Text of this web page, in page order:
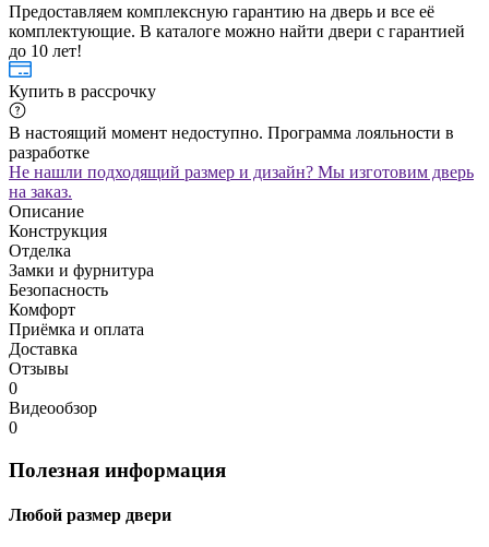
Предоставляем комплексную гарантию на дверь и все её
комплектующие. В каталоге можно найти двери с гарантией
до 10 лет!
Купить в рассрочку
В настоящий момент недоступно. Программа лояльности в
разработке
Не нашли подходящий размер и дизайн? Мы изготовим дверь
на заказ.
Описание
Конструкция
Отделка
Замки и фурнитура
Безопасность
Комфорт
Приёмка и оплата
Доставка
Отзывы
0
Видеообзор
0
Полезная информация
Любой размер двери